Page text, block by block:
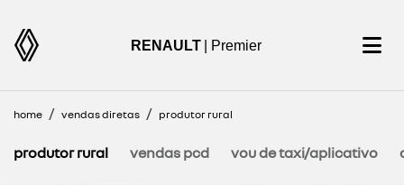
RENAULT | Premier
home vendas diretas produtor rural
vendas pcd vou de taxi/aplicativo
produtor rural